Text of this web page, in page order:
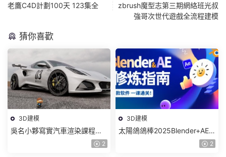
老鷹C4D計劃100天 123集全
zbrush魔型志第三期網絡班光叔
強哥次世代遊戲全流程建模
猜你喜歡
3D建模
吳名小夥寫實汽車渲染課程
2025年結課C4D+OC【畫質高
2
3D建模
太陽鴿鴿棒2025Blender+AE
超級修煉指南【畫質高清有部2